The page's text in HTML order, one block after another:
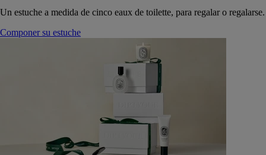
Un estuche a medida de cinco eaux de toilette, para regalar o regalarse.
Componer su estuche